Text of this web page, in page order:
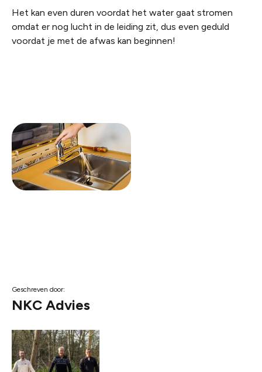
Het kan even duren voordat het water gaat stromen
omdat er nog lucht in de leiding zit, dus even geduld
voordat je met de afwas kan beginnen!
Geschreven door:
NKC Advies